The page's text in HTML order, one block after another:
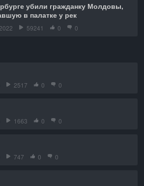
убили гражданку Молдовы,
в палатке у рек
59241 0 0
2517 0 0
1663 0 0
747 0 0